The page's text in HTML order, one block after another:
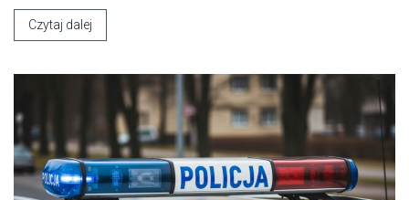
Czytaj dalej